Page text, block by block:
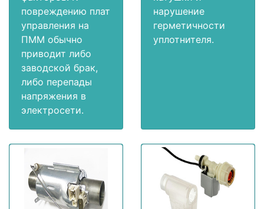
повреждению плат
управления на
ПММ обычно
приводит либо
заводской брак,
либо перепады
напряжения в
электросети.
нарушение
герметичности
уплотнителя.